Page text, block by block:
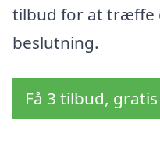
tilbud for at træffe
beslutning.
Få 3 tilbud,